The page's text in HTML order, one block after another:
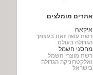
אתרים מומלצים
איקאה
רשת עשה זאת בעצמך
הגדולה בעולם
מחסני חשמל
רשת מוצרי חשמל
ואלקטרוניקה הגדולה
בישראל